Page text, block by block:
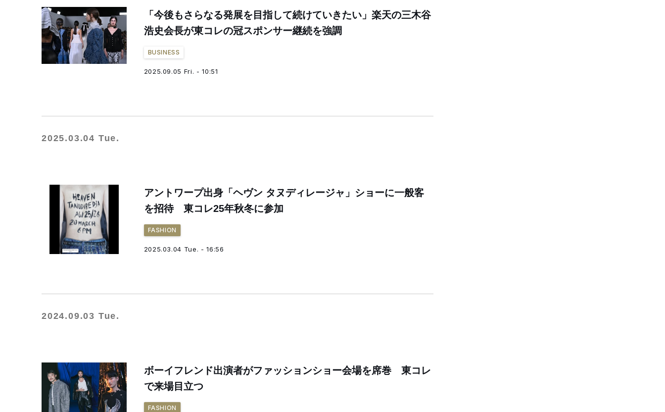
「今後もさらなる発展を目指して続けていきたい」楽天の三木谷
浩史会長が東コレの冠スポンサー継続を強調
BUSINESS
2025.09.05 Fri. - 10:51
2025.03.04 Tue.
アントワープ出身「ヘヴン タヌディレージャ」ショーに一般客
を招待 東コレ25年秋冬に参加
FASHION
2025.03.04 Tue. - 16:56
2024.09.03 Tue.
ボーイフレンド出演者がファッションショー会場を席巻 東コレ
で来場目立つ
FASHION